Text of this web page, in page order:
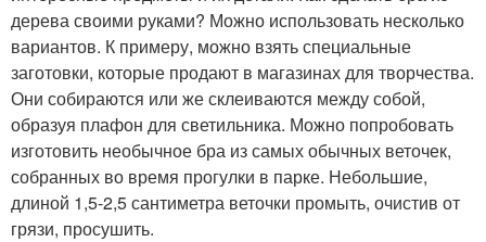
дерева своими руками? Можно использовать несколько
вариантов. К примеру, можно взять специальные
заготовки, которые продают в магазинах для творчества.
Они собираются или же склеиваются между собой,
образуя плафон для светильника. Можно попробовать
изготовить необычное бра из самых обычных веточек,
собранных во время прогулки в парке. Небольшие,
длиной 1,5-2,5 сантиметра веточки промыть, очистив от
грязи, просушить.